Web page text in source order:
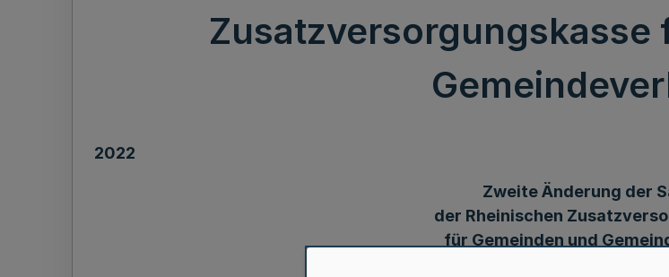
Zusatzversorgungskasse
2022
Zweite Änderung der
der Rheinischen
für Gemeinden und